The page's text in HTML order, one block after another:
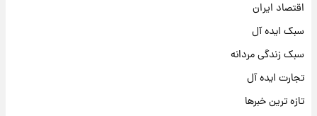
اقتصاد ایران
سبک ایده آل
سبک زندگی مردانه
تجارت ایده آل
تازه ترین خبرها